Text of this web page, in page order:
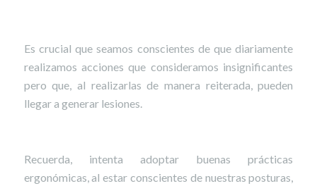
Es crucial que seamos conscientes de que diariamente
realizamos acciones que consideramos insignificantes
pero que, al realizarlas de manera reiterada, pueden
llegar a generar lesiones.
Recuerda, intenta adoptar buenas prácticas
ergonómicas, al estar conscientes de nuestras posturas,